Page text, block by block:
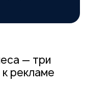
— три
рекламе